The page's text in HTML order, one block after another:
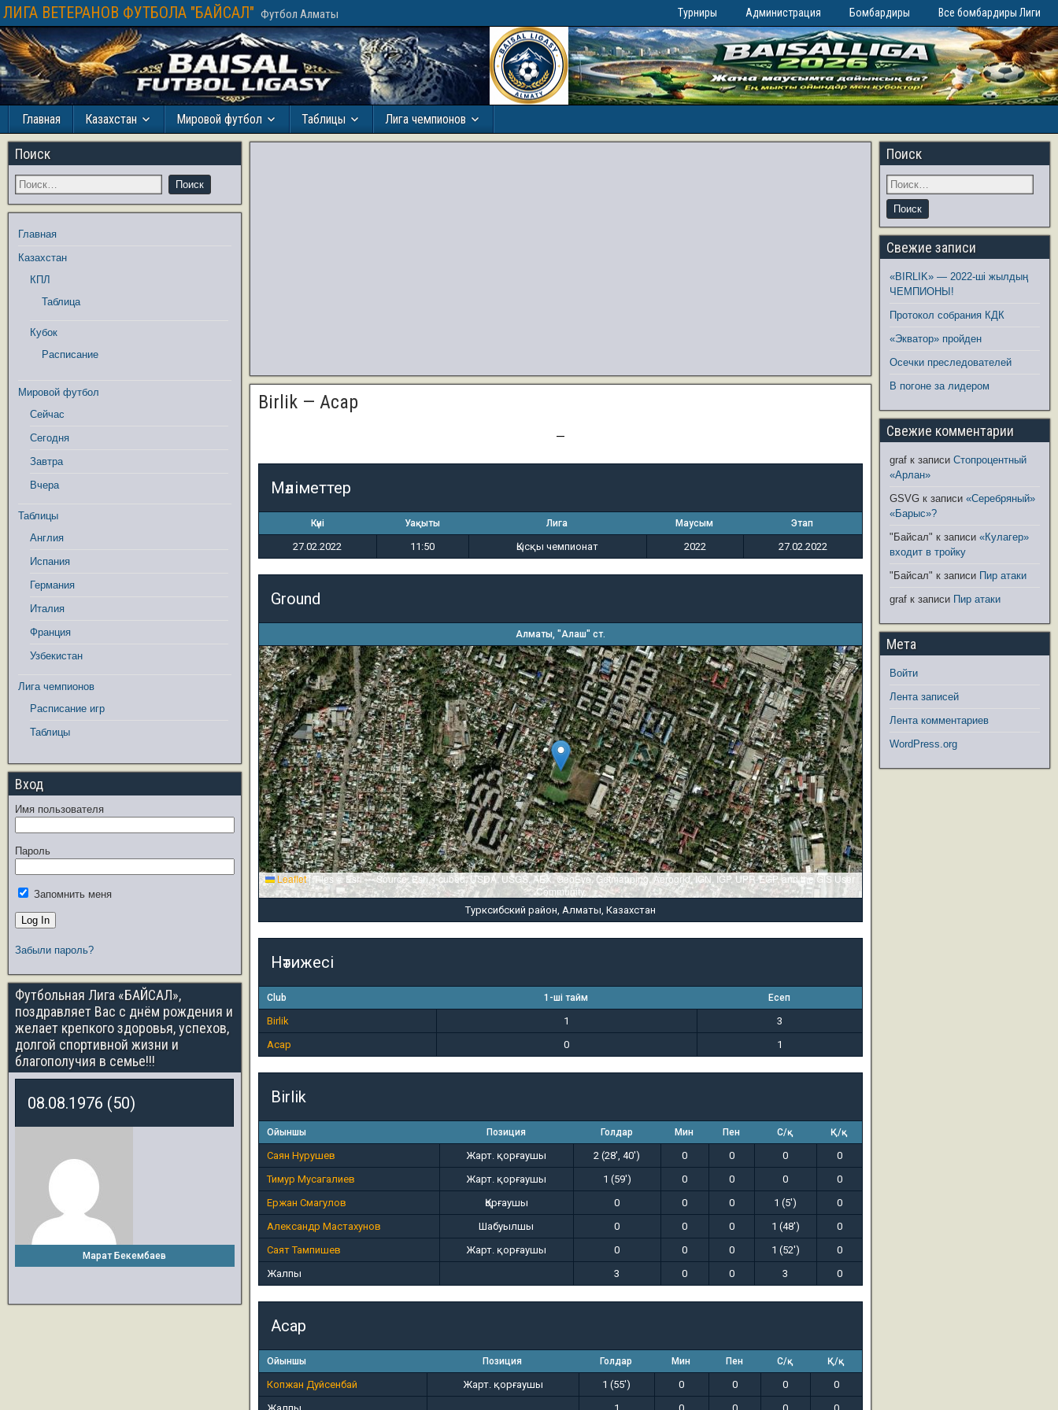
ЛИГА ВЕТЕРАНОВ ФУТБОЛА "БАЙСАЛ" Футбол Алматы Турниры Администрация Бомбардиры Все бомбардиры Лиги
Главная Казахстан Мировой футбол Таблицы Лига чемпионов
Birlik — Асар
—
Мәліметтер
Күні Уақыты Лига Маусым Этап
27.02.2022 11:50 Қысқы чемпионат 2022 27.02.2022
Ground
Алматы, "Алаш" ст.
Leaflet|Tiles © Esri — Source: Esri, i-cubed, USDA, USGS, AEX, GeoEye, Getmapping, Aerogrid, IGN, IGP, UPR-EGP, and the GIS User
Community
Турксибский район, Алматы, Казахстан
Нәтижесі
Club 1-ші тайм Есеп
Birlik 1
3
Асар
0 1
Birlik
Ойыншы Позиция Голдар Мин Пен С/қ Қ/қ
Саян Нурушев Жарт. қорғаушы 2 (28', 40') 0 0 0
0
Тимур Мусагалиев
Жарт. қорғаушы 1 (59') 0 0 0
0
Ержан Смагулов
Қорғаушы 0 0 0 1 (5')
0
Александр Мастахунов
Шабуылшы 0 0 0 1 (48')
0
Саят Тампишев
Жарт. қорғаушы 0 0 0 1 (52')
0
Жалпы
3 0 0 3 0
Асар
Ойыншы Позиция Голдар Мин Пен С/қ Қ/қ
Копжан Дуйсенбай Жарт. қорғаушы 1 (55') 0 0 0
0
Поиск
Главная
Казахстан
КПЛ
Таблица
Кубок
Расписание
Мировой футбол
Сейчас
Сегодня
Завтра
Вчера
Таблицы
Англия
Испания
Германия
Италия
Франция
Узбекистан
Лига чемпионов
Расписание игр
Таблицы
Вход
Имя пользователя
Пароль
Запомнить меня
Забыли пароль?
Футбольная Лига «БАЙСАЛ»,
поздравляет Вас с днём рождения и
желает крепкого здоровья, успехов,
долгой спортивной жизни и
благополучия в семье!!!
08.08.1976 (50)
Марат Бекембаев
Поиск
Свежие записи
«BIRLIK» — 2022-ші жылдың
ЧЕМПИОНЫ!
Протокол собрания КДК
«Экватор» пройден
Осечки преследователей
В погоне за лидером
Свежие комментарии
graf к записиСтопроцентный
«Арлан»
GSVG к записи«Серебряный»
«Барыс»?
"Байсал" к записи«Кулагер»
входит в тройку
"Байсал" к записи Пир атаки
graf к записи Пир атаки
Мета
Войти
Лента записей
Лента комментариев
WordPress.org